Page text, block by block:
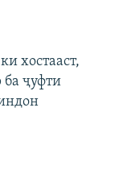
хостааст,
ҷуфти